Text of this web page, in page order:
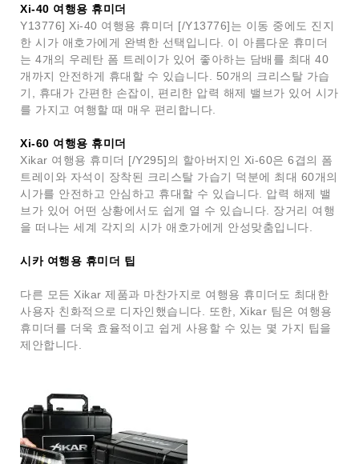
Xi-40 여행용 휴미더
Y13776] Xi-40 여행용 휴미더 [/Y13776]는 이동 중에도 진지
한 시가 애호가에게 완벽한 선택입니다. 이 아름다운 휴미더
는 4개의 우레탄 폼 트레이가 있어 좋아하는 담배를 최대 40
개까지 안전하게 휴대할 수 있습니다. 50개의 크리스탈 가습
기, 휴대가 간편한 손잡이, 편리한 압력 해제 밸브가 있어 시가
를 가지고 여행할 때 매우 편리합니다.
Xi-60 여행용 휴미더
Xikar 여행용 휴미더 [/Y295]의 할아버지인 Xi-60은 6겹의 폼
트레이와 자석이 장착된 크리스탈 가습기 덕분에 최대 60개의
시가를 안전하고 안심하고 휴대할 수 있습니다. 압력 해제 밸
브가 있어 어떤 상황에서도 쉽게 열 수 있습니다. 장거리 여행
을 떠나는 세계 각지의 시가 애호가에게 안성맞춤입니다.
시카 여행용 휴미더 팁
다른 모든 Xikar 제품과 마찬가지로 여행용 휴미더도 최대한
사용자 친화적으로 디자인했습니다. 또한, Xikar 팀은 여행용
휴미더를 더욱 효율적이고 쉽게 사용할 수 있는 몇 가지 팁을
제안합니다.